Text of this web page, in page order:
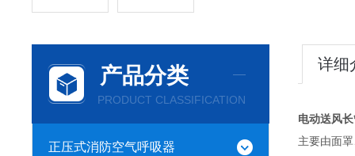
产品分类
PRODUCT CLASSIFICATION
正压式消防空气呼吸器
详细
电动送风
主要由面